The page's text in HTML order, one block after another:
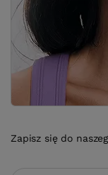
Zapisz się do